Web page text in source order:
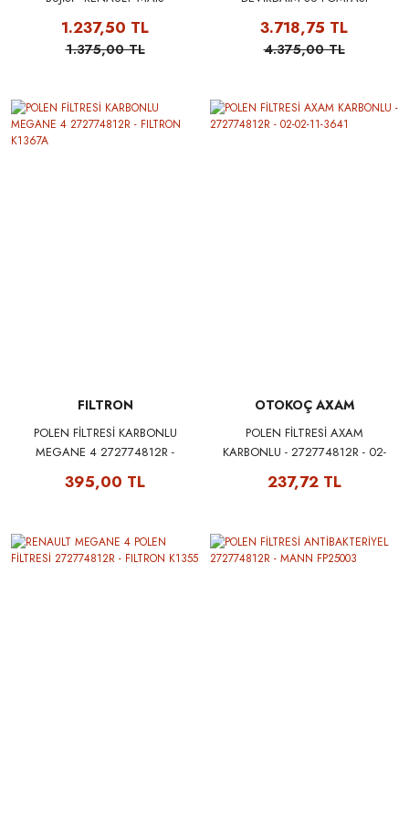
1.237,50 TL
1.375,00 TL
210109334R
3.718,75 TL
4.375,00 TL
FILTRON
POLEN FİLTRESİ KARBONLU
MEGANE 4 272774812R -
395,00 TL
OTOKOÇ AXAM
POLEN FİLTRESİ AXAM
KARBONLU - 272774812R - 02-
237,72 TL